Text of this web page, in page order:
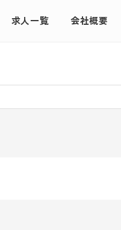
求人一覧 会社概要